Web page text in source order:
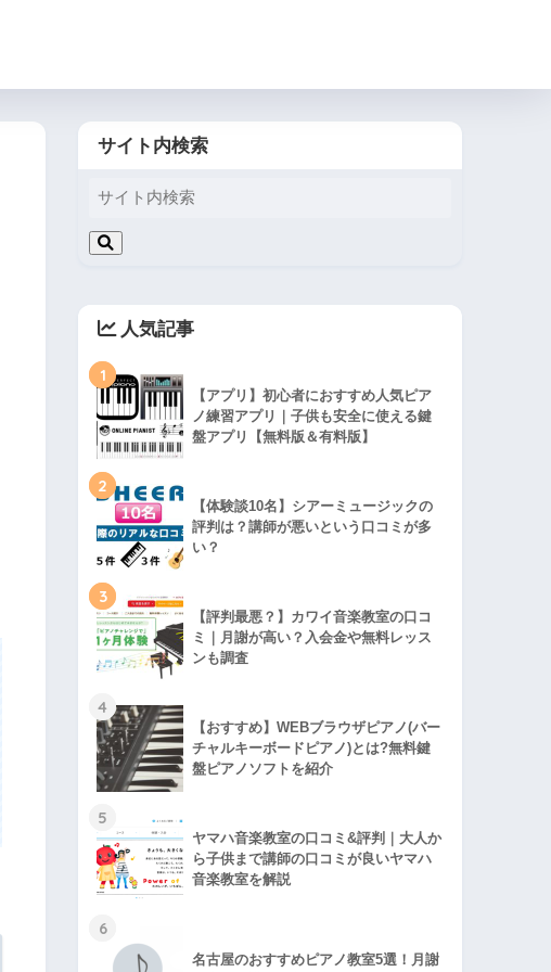
サイト内検索
人気記事
1
【アプリ】初心者におすすめ人気ピア
ノ練習アプリ｜子供も安全に使える鍵
盤アプリ【無料版＆有料版】
2
【体験談10名】シアーミュージックの
評判は？講師が悪いという口コミが多
い？
3
【評判最悪？】カワイ音楽教室の口コ
ミ｜月謝が高い？入会金や無料レッス
ンも調査
4
【おすすめ】WEBブラウザピアノ(バー
チャルキーボードピアノ)とは?無料鍵
盤ピアノソフトを紹介
5
ヤマハ音楽教室の口コミ&評判｜大人か
ら子供まで講師の口コミが良いヤマハ
音楽教室を解説
6
名古屋のおすすめピアノ教室5選！月謝